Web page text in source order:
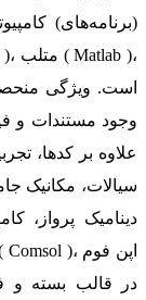
(برنامه‌های)
وجود مستندات و
علاوه بر کدها،
سیالات، مکانیک
دینامیک پرواز،